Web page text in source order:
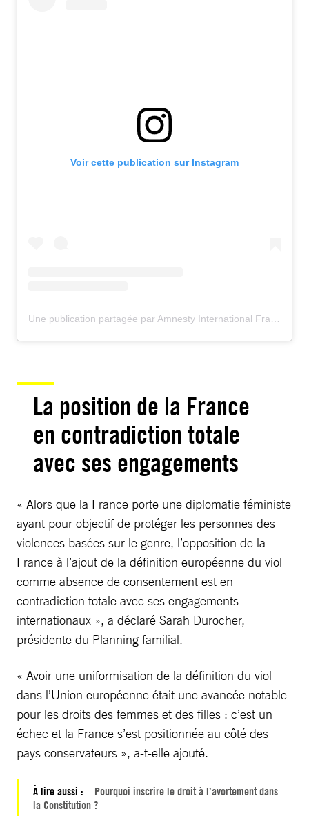
Voir cette publication sur Instagram
La position de la France
en contradiction totale
avec ses engagements
« Alors que la France porte une diplomatie féministe
ayant pour objectif de protéger les personnes des
violences basées sur le genre, l’opposition de la
France à l’ajout de la définition européenne du viol
comme absence de consentement est en
contradiction totale avec ses engagements
internationaux », a déclaré Sarah Durocher,
présidente du Planning familial.
« Avoir une uniformisation de la définition du viol
dans l’Union européenne était une avancée notable
pour les droits des femmes et des filles : c’est un
échec et la France s’est positionnée au côté des
pays conservateurs », a-t-elle ajouté.
À lire aussi :
Pourquoi inscrire le droit à l’avortement dans
la Constitution ?